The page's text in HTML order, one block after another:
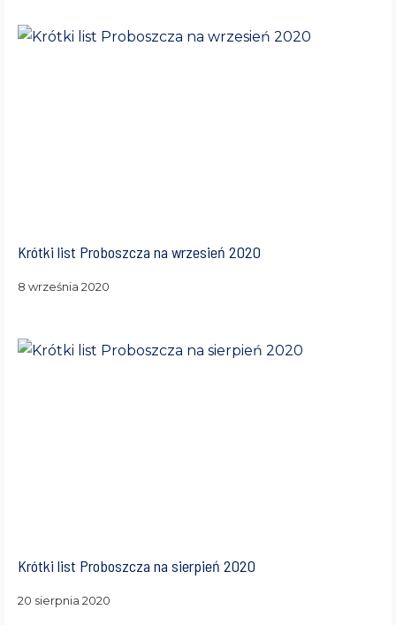
Krótki list Proboszcza na wrzesień 2020
8 września 2020
Krótki list Proboszcza na sierpień 2020
20 sierpnia 2020